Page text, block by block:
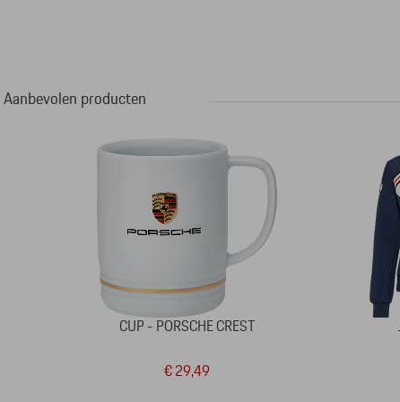
Aanbevolen producten
CUP - PORSCHE CREST
€ 29,49